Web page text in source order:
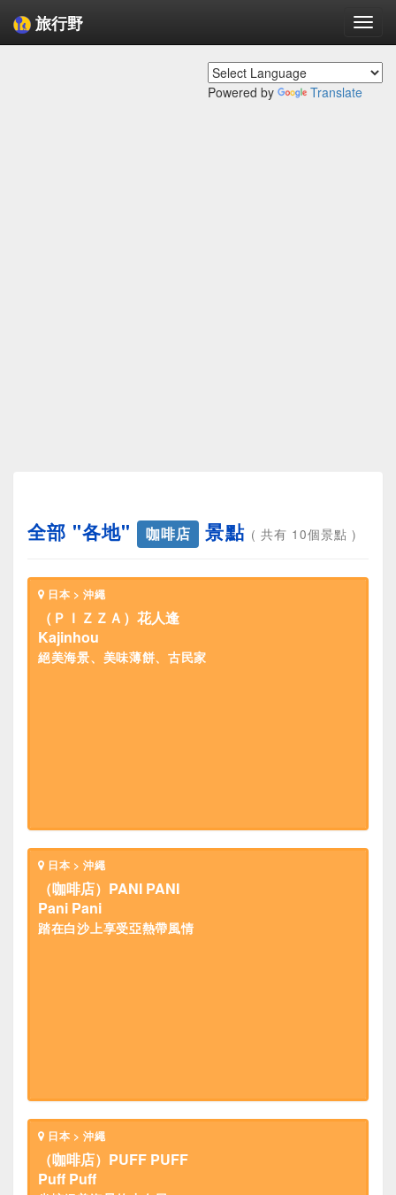
旅行野
Powered by Translate
全部 "各地" 咖啡店 景點 ( 共有 10個景點 )
日本 > 沖繩
（ＰＩＺＺＡ）花人逢
Kajinhou
絕美海景、美味薄餅、古民家
日本 > 沖繩
（咖啡店）PANI PANI
Pani Pani
踏在白沙上享受亞熱帶風情
日本 > 沖繩
（咖啡店）PUFF PUFF
Puff Puff